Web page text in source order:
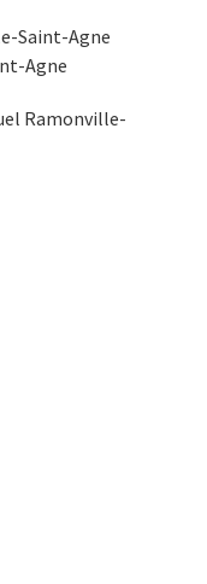
Saint-Agne
Agne
Ramonville-